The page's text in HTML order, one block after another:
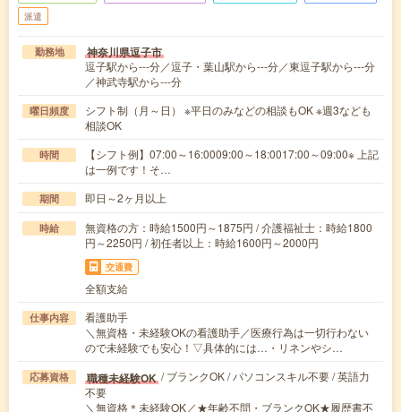
派遣
勤務地 神奈川県逗子市
逗子駅から---分／逗子・葉山駅から---分／東逗子駅から---分
／神武寺駅から---分
曜日頻度
シフト制（月～日） ※平日のみなどの相談もOK ※週3なども
相談OK
時間
【シフト例】07:00～16:0009:00～18:0017:00～09:00※ 上記
は一例です！そ…
期間 即日～2ヶ月以上
時給
無資格の方：時給1500円～1875円 / 介護福祉士：時給1800
円～2250円 / 初任者以上：時給1600円～2000円
交通費
全額支給
仕事内容
看護助手
＼無資格・未経験OKの看護助手／医療行為は一切行わない
ので未経験でも安心！▽具体的には…・リネンやシ…
応募資格 職種未経験OK / ブランクOK / パソコンスキル不要 / 英語力
不要
＼無資格＊未経験OK／★年齢不問・ブランクOK★履歴書不